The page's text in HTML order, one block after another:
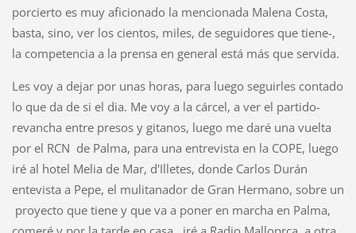
porcierto es muy aficionado la mencionada Malena Costa,
basta, sino, ver los cientos, miles, de seguidores que tiene-,
la competencia a la prensa en general está más que servida.
Les voy a dejar por unas horas, para luego seguirles contado
lo que da de si el dia. Me voy a la cárcel, a ver el partido-
revancha entre presos y gitanos, luego me daré una vuelta
por el RCN de Palma, para una entrevista en la COPE, luego
iré al hotel Melia de Mar, d'Illetes, donde Carlos Durán
entevista a Pepe, el mulitanador de Gran Hermano, sobre un
proyecto que tiene y que va a poner en marcha en Palma,